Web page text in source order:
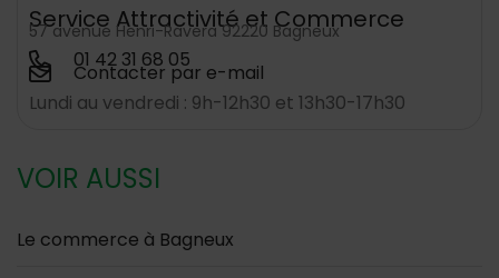
Service Attractivité et Commerce
57 avenue Henri-Ravera 92220 Bagneux
01 42 31 68 05
Contacter par e-mail
Lundi au vendredi : 9h-12h30 et 13h30-17h30
VOIR AUSSI
Le commerce à Bagneux